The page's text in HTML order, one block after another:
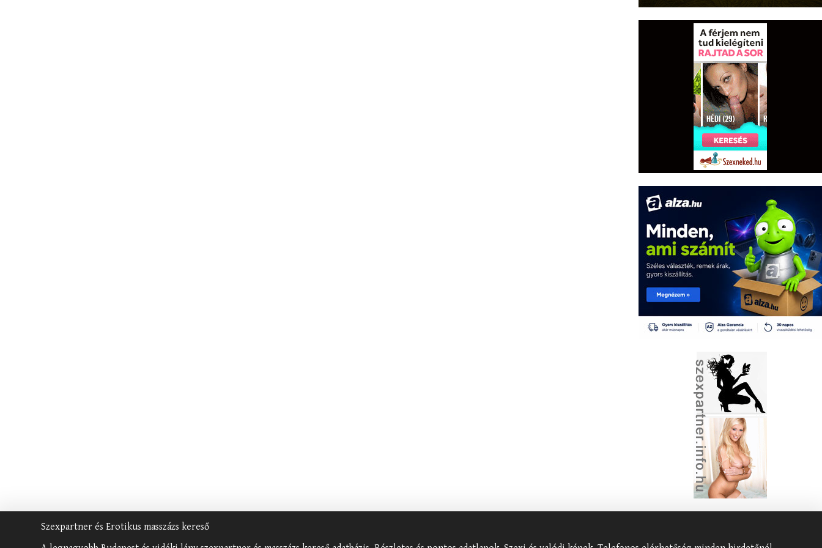
Szexpartner és Erotikus masszázs kereső